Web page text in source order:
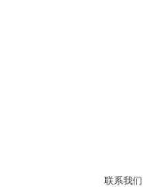
联系我们